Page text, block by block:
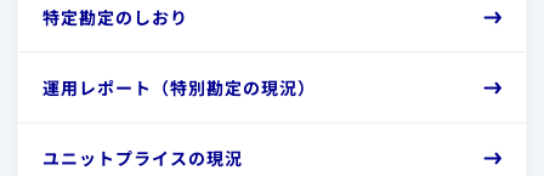
​特定勘定のしおり
​運用レポート（特別勘定の現況）
​ユニットプライスの現況